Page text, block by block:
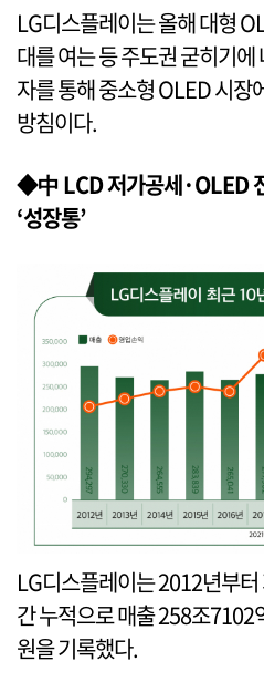
LG디스플레이는 올해 대형
대를 여는 등 주도권 굳히기
자를 통해 중소형 OLED 시장
방침이다.
◆中 LCD 저가공세·OLED
‘성장통’
LG디스플레이는 2012년부
간 누적으로 매출 258조
원을 기록했다.